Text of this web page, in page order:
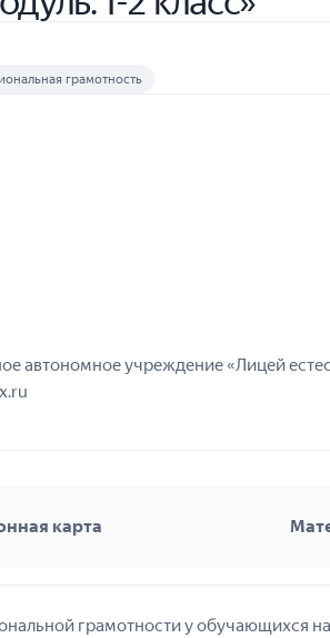
автономное учреждение «Лицей
грамотность
карта
грамотности у обучающихся